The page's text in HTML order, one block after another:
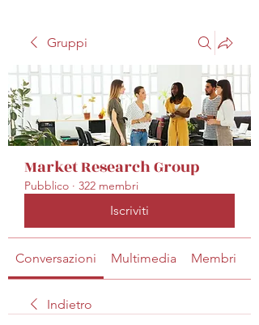
Gruppi
Market Research Group
Pubblico · 322 membri
Iscriviti
Conversazioni Multimedia Membri
Indietro